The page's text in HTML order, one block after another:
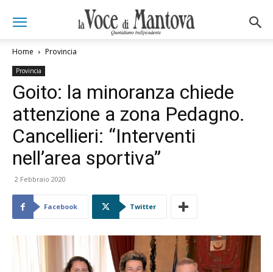
Home Provincia
Provincia
Goito: la minoranza chiede
attenzione a zona Pedagno.
Cancellieri: “Interventi
nell’area sportiva”
2 Febbraio 2020
Facebook Twitter